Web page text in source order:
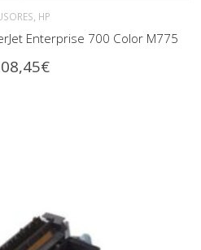
, HP
Enterprise 700 Color M775
€